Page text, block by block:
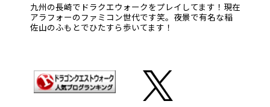
九州の長崎でドラクエウォークをプレイしてます！現在
アラフォーのファミコン世代です笑。夜景で有名な稲
佐山のふもとでひたすら歩いてます！